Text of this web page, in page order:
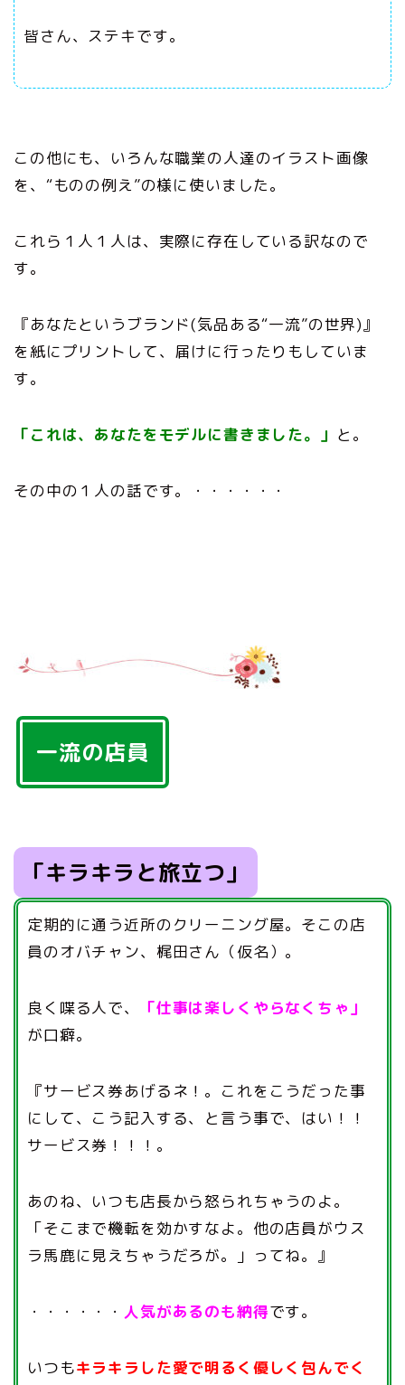
皆さん、ステキです。
この他にも、いろんな職業の人達のイラスト画像
を、“ものの例え”の様に使いました。
これら１人１人は、実際に存在している訳なので
す。
『あなたというブランド(気品ある“一流”の世界)』
を紙にプリントして、届けに行ったりもしていま
す。
「これは、あなたをモデルに書きました。」 と。
その中の１人の話です。・・・・・・
一流の店員
「キラキラと旅立つ」
定期的に通う近所のクリーニング屋。そこの店
員のオバチャン、梶田さん（仮名）。
良く喋る人で、
「仕事は楽しくやらなくちゃ」
が口癖。
『サービス券あげるネ！。これをこうだった事
にして、こう記入する、と言う事で、はい！！
サービス券！！！。
あのね、いつも店長から怒られちゃうのよ。
「そこまで機転を効かすなよ。他の店員がウス
ラ馬鹿に見えちゃうだろが。」ってね。』
・・・・・・ 人気があるのも納得です。
いつもキラキラした愛で明るく優しく包んでく